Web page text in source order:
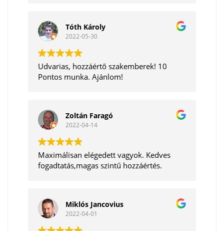
Tóth Károly
2022-05-30
Udvarias, hozzáértő szakemberek! 10
Pontos munka. Ajánlom!
Zoltán Faragó
2022-04-14
Maximálisan elégedett vagyok. Kedves
fogadtatás,magas szintű hozzáértés.
Miklós Jancovius
2022-04-01